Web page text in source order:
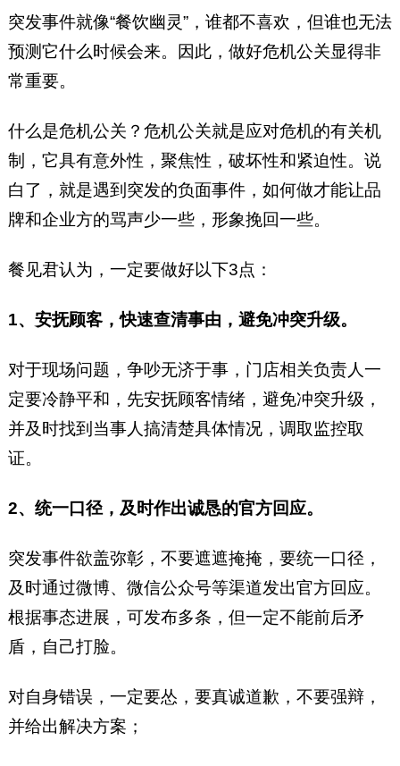
突发事件就像“餐饮幽灵”，谁都不喜欢，但谁也无法
预测它什么时候会来。因此，做好危机公关显得非
常重要。
什么是危机公关？危机公关就是应对危机的有关机
制，它具有意外性，聚焦性，破坏性和紧迫性。说
白了，就是遇到突发的负面事件，如何做才能让品
牌和企业方的骂声少一些，形象挽回一些。
餐见君认为，一定要做好以下3点：
1、安抚顾客，快速查清事由，避免冲突升级。
对于现场问题，争吵无济于事，门店相关负责人一
定要冷静平和，先安抚顾客情绪，避免冲突升级，
并及时找到当事人搞清楚具体情况，调取监控取
证。
2、统一口径，及时作出诚恳的官方回应。
突发事件欲盖弥彰，不要遮遮掩掩，要统一口径，
及时通过微博、微信公众号等渠道发出官方回应。
根据事态进展，可发布多条，但一定不能前后矛
盾，自己打脸。
对自身错误，一定要怂，要真诚道歉，不要强辩，
并给出解决方案；